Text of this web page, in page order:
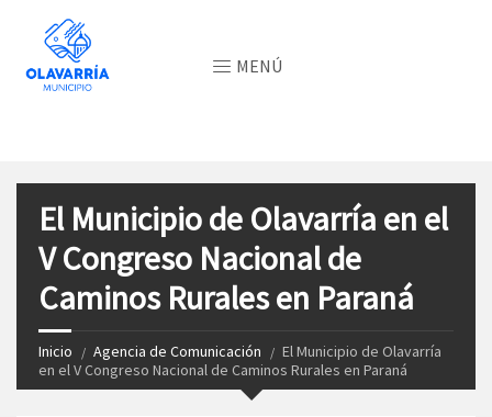
MENÚ
El Municipio de Olavarría en el
V Congreso Nacional de
Caminos Rurales en Paraná
Inicio Agencia de Comunicación
El Municipio de Olavarría
en el V Congreso Nacional de Caminos Rurales en Paraná